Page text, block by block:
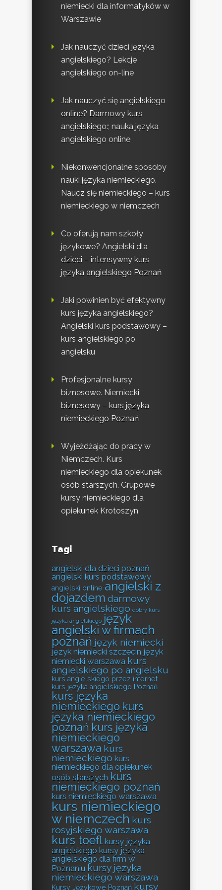
niemiecki dla informatyków w
Warszawie
Jak nauczyć dzieci języka
angielskiego? Lekcje
angielskiego on-line
Jak nauczyć się angielskiego
online? Darmowy kurs
angielskiego:; nauka języka
angielskiego online
Niekonwencjonalne sposoby
nauki języka niemieckiego.
Naucz się niemieckiego – kurs
niemieckiego w niemczech
Co oferują nam szkoły
językowe? Angielski dla
dzieci – intensywny kurs
języka angielskiego Poznań
Jaki powinien być efektywny
kurs języka angielskiego?
Angielski kurs podstawowy –
kurs angielskiego po
angielsku
Profesjonalne kursy
biznesowe. Niemiecki
biznesowy – kurs języka
niemieckiego Poznań
Wyjeżdżając do pracy w
Niemczech. Kurs
niemieckiego dla opiekunek
osób starszych. Grupowe
kursy niemieckiego dla
opiekunek Krotoszyn
Tagi
angielski dla dzieci poznań
angielski kurs podstawowy
angielski online angielski z
dojazdem darmowy
kurs angielskiego dobry kurs
języka angielskiego język
angielski w firmach
poznań język niemiecki
język niemiecki szczecin język
niemiecki warszawa kurs
angielskiego po angielsku
kurs angielskiego przez internet
kurs języka angielskiego Poznań
kurs języka
niemieckiego kurs
języka niemieckiego
poznań kurs języka
niemieckiego
warszawa kurs
niemieckiego kurs
niemieckiego dla opiekunek
osób starszych kurs
niemieckiego poznań
kurs niemieckiego warszawa
kurs niemieckiego
w niemczech kurs
rosyjskiego warszawa
kurs toefl kursy języka
angielskiego kursy języka
angielskiego dla firm w
Poznaniu kursy języka
niemieckiego warszawa
Kursy Językowe Poznań kursy